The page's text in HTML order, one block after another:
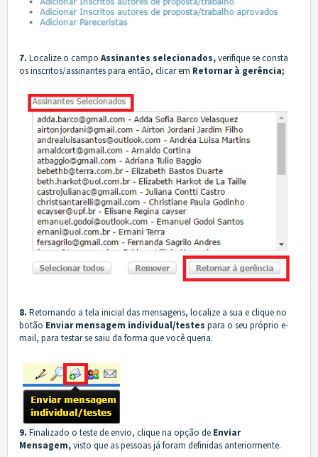
7. Localize o campo Assinantes selecionados,verifique se consta
os inscritos/assinantes para então, clicar em Retornar à gerência;
8. Retornando a tela inicial das mensagens, localize a sua e clique no
botão Enviar mensagem individual/testes para o seu próprio e-
mail, para testar se saiu da forma que você queria.
9. Finalizado o teste de envio, clique na opção de Enviar
Mensagem,visto que as pessoas já foram definidas anteriormente.